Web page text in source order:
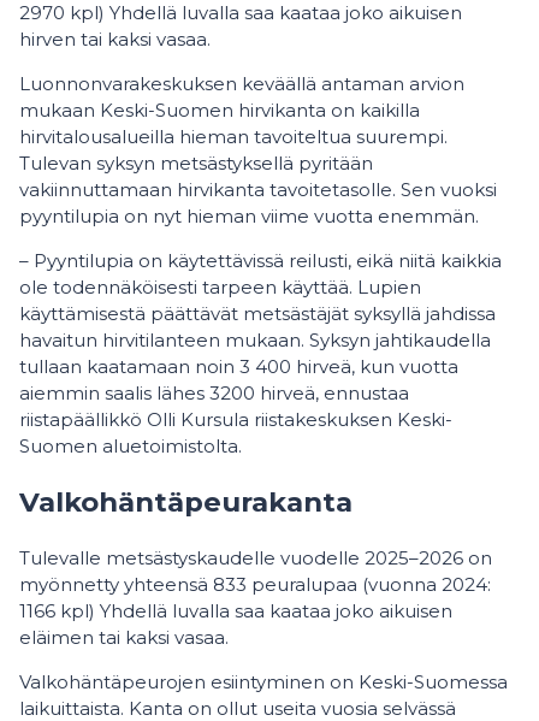
2970 kpl) Yhdellä luvalla saa kaataa joko aikuisen
hirven tai kaksi vasaa.
Luonnonvarakeskuksen keväällä antaman arvion
mukaan Keski-Suomen hirvikanta on kaikilla
hirvitalousalueilla hieman tavoiteltua suurempi.
Tulevan syksyn metsästyksellä pyritään
vakiinnuttamaan hirvikanta tavoitetasolle. Sen vuoksi
pyyntilupia on nyt hieman viime vuotta enemmän.
– Pyyntilupia on käytettävissä reilusti, eikä niitä kaikkia
ole todennäköisesti tarpeen käyttää. Lupien
käyttämisestä päättävät metsästäjät syksyllä jahdissa
havaitun hirvitilanteen mukaan. Syksyn jahtikaudella
tullaan kaatamaan noin 3 400 hirveä, kun vuotta
aiemmin saalis lähes 3200 hirveä, ennustaa
riistapäällikkö Olli Kursula riistakeskuksen Keski-
Suomen aluetoimistolta.
Valkohäntäpeurakanta
Tulevalle metsästyskaudelle vuodelle 2025–2026 on
myönnetty yhteensä 833 peuralupaa (vuonna 2024:
1166 kpl) Yhdellä luvalla saa kaataa joko aikuisen
eläimen tai kaksi vasaa.
Valkohäntäpeurojen esiintyminen on Keski-Suomessa
laikuittaista. Kanta on ollut useita vuosia selvässä